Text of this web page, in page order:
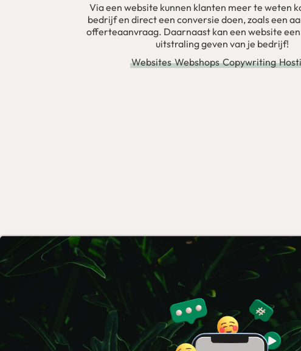
Via een website kunnen klanten meer te weten
bedrijf en direct een conversie doen, zoals een
offerteaanvraag. Daarnaast kan een website
uitstraling geven van je bedrijf!
Websites Webshops Copywriting